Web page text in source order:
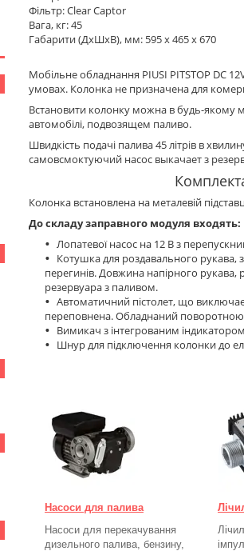
Фільтр: Clear Captor
Вага, кг: 45
Габарити (ДхШхВ), мм: 595 х 465 х 670
Мобільне обладнання PIUSI PITSTOP DC
умовах. Колонка не призначена для
Встановити колонку можна в будь-якому
автомобілі, подвозящем паливо.
Швидкість подачі палива 45 літрів в
самовсмоктуючий насос выкачает з
Колонка встановлена на металевій
До складу заправного модуля входять:
Лопатевої насос на 12 В з
Котушка для роздавального рукава,
перегинів. Довжина напірного рукава,
резервуара з паливом.
Автоматичний пістолет, що
переповнена. Обладнаний
Вимикач з інтегрованим
Шнур для підключення колонки до
Насоси для палива
Насоси для перекачування
дизельного палива, бензину,